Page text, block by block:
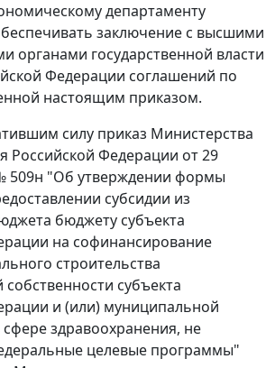
департаменту
заключение с высшими
органами государственной власти
Федерации соглашений по
настоящим приказом.
силу приказ Министерства
Российской Федерации от 29
509н "Об утверждении формы
субсидии из
бюджету субъекта
на софинансирование
строительства
собственности субъекта
и (или) муниципальной
сфере здравоохранения, не
целевые программы"